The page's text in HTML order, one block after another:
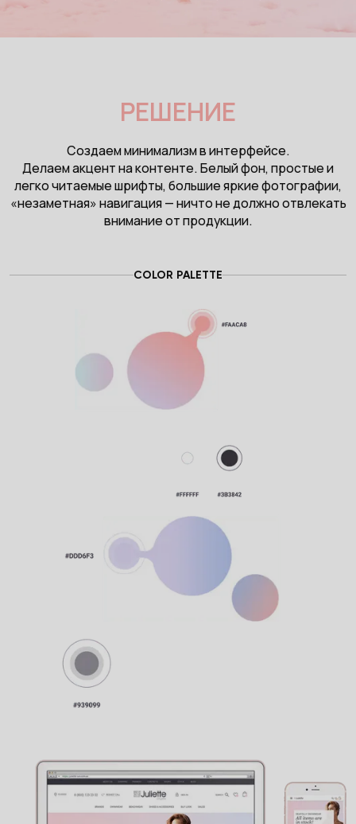
РЕШЕНИЕ
Создаем минимализм в интерфейсе.
Делаем акцент на контенте. Белый фон, простые и
легко читаемые шрифты, большие яркие фотографии,
«незаметная» навигация — ничто не должно отвлекать
внимание от продукции.
COLOR PALETTE